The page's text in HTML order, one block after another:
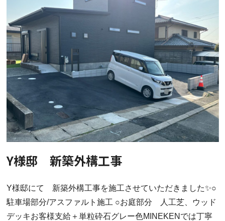
Y様邸 新築外構工事
Y様邸にて 新築外構工事を施工させていただきました✨○
駐車場部分/アスファルト施工 ○お庭部分 人工芝、ウッド
デッキお客様支給＋単粒砕石グレー色MINEKENでは丁寧